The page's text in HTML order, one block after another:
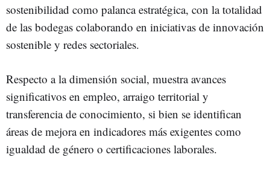
sostenibilidad como palanca estratégica, con la totalidad
de las bodegas colaborando en iniciativas de innovación
sostenible y redes sectoriales.
Respecto a la dimensión social, muestra avances
significativos en empleo, arraigo territorial y
transferencia de conocimiento, si bien se identifican
áreas de mejora en indicadores más exigentes como
igualdad de género o certificaciones laborales.